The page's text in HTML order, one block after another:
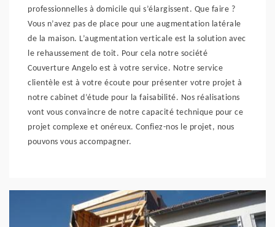
professionnelles à domicile qui s’élargissent. Que faire ?
Vous n’avez pas de place pour une augmentation latérale
de la maison. L’augmentation verticale est la solution avec
le rehaussement de toit. Pour cela notre société
Couverture Angelo est à votre service. Notre service
clientèle est à votre écoute pour présenter votre projet à
notre cabinet d’étude pour la faisabilité. Nos réalisations
vont vous convaincre de notre capacité technique pour ce
projet complexe et onéreux. Confiez-nos le projet, nous
pouvons vous accompagner.